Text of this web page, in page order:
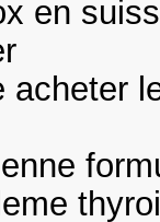
en
acheter